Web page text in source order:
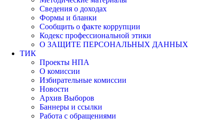
Сведения о доходах
Формы и бланки
Сообщить о факте коррупции
Кодекс профессиональной этики
О ЗАЩИТЕ ПЕРСОНАЛЬНЫХ ДАННЫХ
ТИК
Проекты НПА
О комиссии
Избирательные комиссии
Новости
Архив Выборов
Баннеры и ссылки
Работа с обращениями